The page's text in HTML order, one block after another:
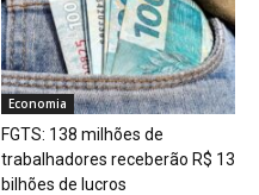
Economia
FGTS: 138 milhões de
trabalhadores receberão R$ 13
bilhões de lucros